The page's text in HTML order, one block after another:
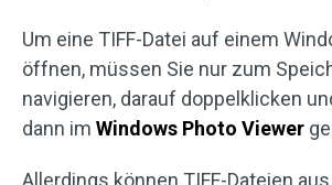
Um eine TIFF-Datei auf einem
öffnen, müssen Sie nur zum
navigieren, darauf doppelklicken
dann im Windows Photo Viewer
Allerdings können TIFF-Dateien